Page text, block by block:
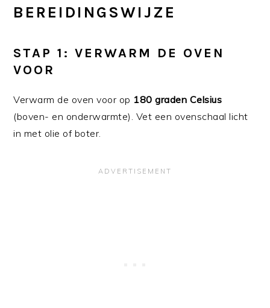
BEREIDINGSWIJZE
STAP 1: VERWARM DE OVEN
VOOR
Verwarm de oven voor op 180 graden Celsius
(boven- en onderwarmte). Vet een ovenschaal licht
in met olie of boter.